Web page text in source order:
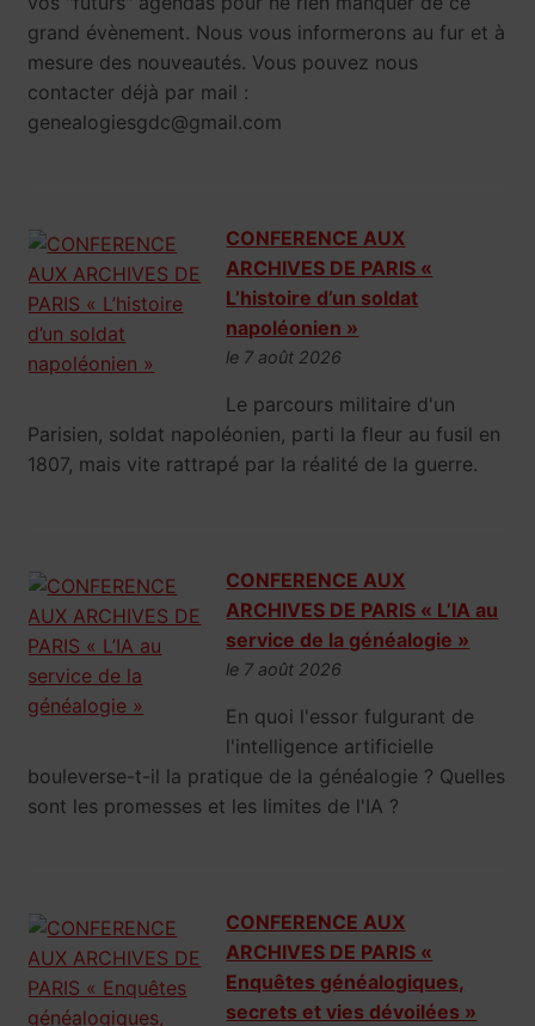
grand évènement. Nous vous informerons au fur et à
mesure des nouveautés. Vous pouvez nous
contacter déjà par mail :
genealogiesgdc@gmail.com
CONFERENCE AUX
ARCHIVES DE PARIS «
L’histoire d’un soldat
napoléonien »
le 7 août 2026
Le parcours militaire d'un
Parisien, soldat napoléonien, parti la fleur au fusil en
1807, mais vite rattrapé par la réalité de la guerre.
CONFERENCE AUX
ARCHIVES DE PARIS « L’IA au
service de la généalogie »
le 7 août 2026
En quoi l'essor fulgurant de
l'intelligence artificielle
bouleverse-t-il la pratique de la généalogie ? Quelles
sont les promesses et les limites de l'IA ?
CONFERENCE AUX
ARCHIVES DE PARIS «
Enquêtes généalogiques,
secrets et vies dévoilées »